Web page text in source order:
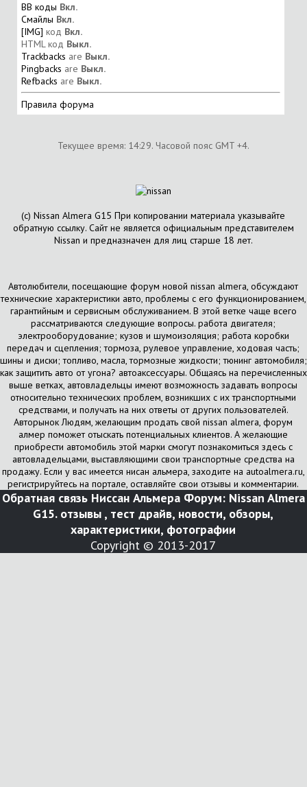
BB коды Вкл.
Смайлы Вкл.
[IMG] код Вкл.
HTML код Выкл.
Trackbacks are Выкл.
Pingbacks are Выкл.
Refbacks are Выкл.
Правила форума
Текущее время: 14:29. Часовой пояс GMT +4.
(с) Nissan Almera G15 При копировании материала указывайте
обратную ссылку. Сайт не является официальным представителем
Nissan и предназначен для лиц старше 18 лет.
Автолюбители, посещающие форум новой nissan almera, обсуждают
технические характеристики авто, проблемы с его функционированием,
гарантийным и сервисным обслуживанием. В этой ветке чаще всего
рассматриваются следующие вопросы. работа двигателя;
электрооборудование; кузов и шумоизоляция; работа коробки
передач и сцепления; тормоза, рулевое управление, ходовая часть;
шины и диски; топливо, масла, тормозные жидкости; тюнинг автомобиля;
как защитить авто от угона? автоаксессуары. Общаясь на перечисленных
выше ветках, автовладельцы имеют возможность задавать вопросы
относительно технических проблем, возникших с их транспортными
средствами, и получать на них ответы от других пользователей.
Авторынок Людям, желающим продать свой nissan almera, форум
алмер поможет отыскать потенциальных клиентов. А желающие
приобрести автомобиль этой марки смогут познакомиться здесь с
автовладельцами, выставляющими свои транспортные средства на
продажу. Если у вас имеется нисан альмера, заходите на autoalmera.ru,
регистрируйтесь на портале, оставляйте свои отзывы и комментарии.
Обратная связь Ниссан Альмера Форум: Nissan Almera
G15. отзывы , тест драйв, новости, обзоры,
характеристики, фотографии
Copyright © 2013-2017